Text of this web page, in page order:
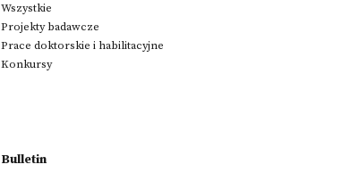
Wszystkie
Projekty badawcze
Prace doktorskie i habilitacyjne
Konkursy
Bulletin